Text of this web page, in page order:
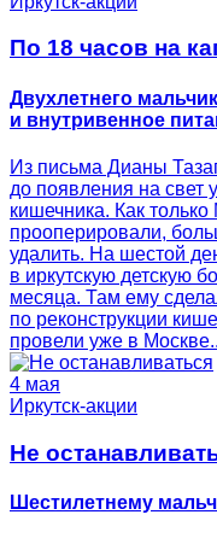
По 18 часов на
Двухлетнего
и внутривенное
Из письма Дианы
до появления на свет
кишечника. Как
прооперировали,
удалить. На шестой
в иркутскую детскую
месяца. Там ему
по реконструкции
провели уже в
4 мая
Иркутск-акции
Не
Шестилетнему